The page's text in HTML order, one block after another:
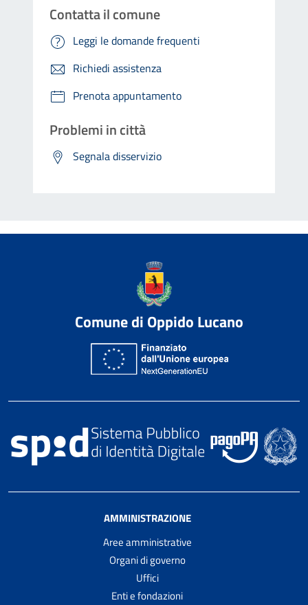
Contatta il comune
Leggi le domande frequenti
Richiedi assistenza
Prenota appuntamento
Problemi in città
Segnala disservizio
Comune di Oppido Lucano
AMMINISTRAZIONE
Aree amministrative
Organi di governo
Uffici
Enti e fondazioni